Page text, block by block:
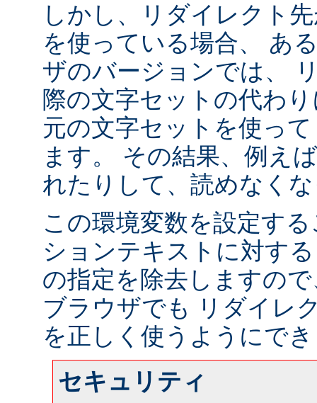
しかし、リダイレクト
を使っている場合、 あ
ザのバージョンでは、
際の文字セットの代わ
元の文字セットを使っ
ます。 その結果、例え
れたりして、読めなく
この環境変数を設定す
ションテキストに対す
の指定を除去しますの
ブラウザでも リダイレ
を正しく使うようにで
セキュリティ